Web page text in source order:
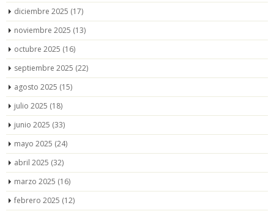
diciembre 2025 (17)
noviembre 2025 (13)
octubre 2025 (16)
septiembre 2025 (22)
agosto 2025 (15)
julio 2025 (18)
junio 2025 (33)
mayo 2025 (24)
abril 2025 (32)
marzo 2025 (16)
febrero 2025 (12)